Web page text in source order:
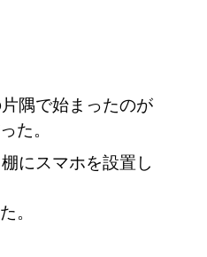
隅で始まったのが
た。
にスマホを設置し
。